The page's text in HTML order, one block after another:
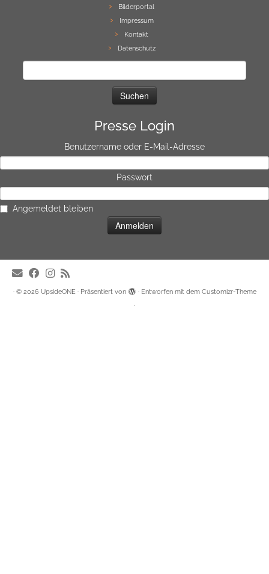
Bilderportal
Impressum
Kontakt
Datenschutz
Presse Login
Benutzername oder E-Mail-Adresse
Passwort
Angemeldet bleiben
· © 2026 UpsideONE· Präsentiert von · Entworfen mit dem Customizr-Theme
·